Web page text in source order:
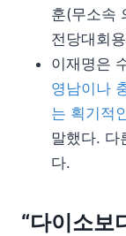
훈(무소속
전당대회
이재명은
영남이나
는 획기적
말했다. 다
다.
“다이소보